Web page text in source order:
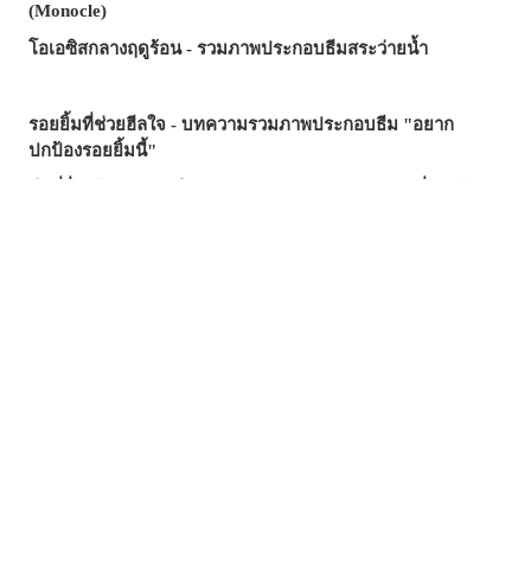
(Monocle)
โอเอซิสกลางฤดูร้อน - รวมภาพประกอบธีมสระว่ายน้ำ
รอยยิ้มที่ช่วยฮีลใจ - บทความรวมภาพประกอบธีม "อยาก
ปกป้องรอยยิ้มนี้"